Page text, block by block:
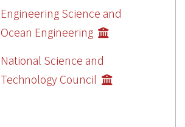
Engineering Science and
Ocean Engineering
National Science and
Technology Council